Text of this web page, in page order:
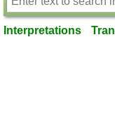
Interpretations